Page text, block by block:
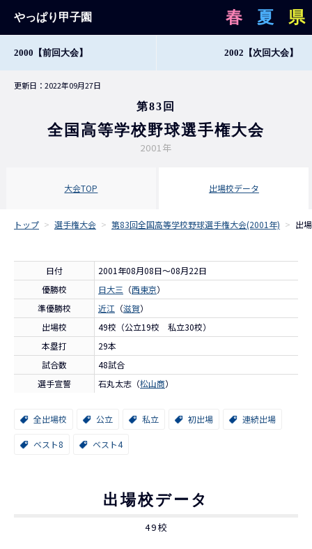
やっぱり甲子園 県
夏
春
更新日：2022年09月27日
第83回
全国高等学校野球選手権大会
2001年
大会TOP 出場校データ
トップ > 選手権大会 > 第83回全国高等学校野球選手権大会(2001年) > 出
日付
2001年08月08日～08月22日
優勝校
日大三 （西東京）
準優勝校
近江 （滋賀）
出場校
49校（公立19校 私立30校）
本塁打
29本
試合数
48試合
選手宣誓
石丸太志（松山商）
全出場校 公立 私立 初出場 連続出場
ベスト8 ベスト4
出場校データ
49校
2002 【次回大会】
2000 【前回大会】